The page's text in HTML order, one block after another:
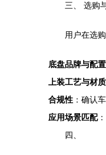
三、 选购
用户在选
底盘品牌与配置
上装工艺与材质
合规性 ：确认
应用场景匹配
四、